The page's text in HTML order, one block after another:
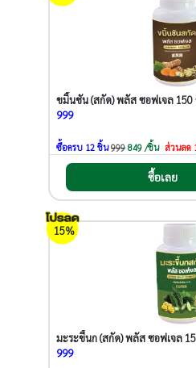
ขมิ้นชัน (สกัด) พลัส ซอฟเจล 150
999
ซื้อครบ 12 ชิ้น999 849 /ชิ้น ส่วนลด
ซื้อเลย
15%
มะระขี้นก (สกัด) พลัส ซอฟเจล
999